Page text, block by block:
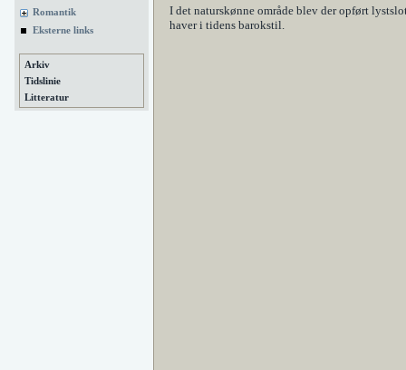
Romantik
Eksterne links
Arkiv
Tidslinie
Litteratur
I det naturskønne område blev der opført
haver i tidens barokstil.